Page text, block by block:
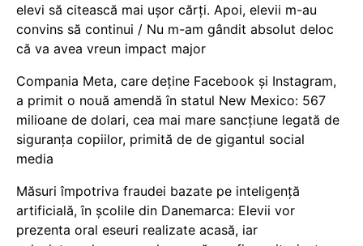
elevi să citească mai ușor cărți. Apoi, elevii m-au
convins să continui / Nu m-am gândit absolut deloc
că va avea vreun impact major
Compania Meta, care deține Facebook și Instagram,
a primit o nouă amendă în statul New Mexico: 567
milioane de dolari, cea mai mare sancțiune legată de
siguranța copiilor, primită de de gigantul social
media
Măsuri împotriva fraudei bazate pe inteligență
artificială, în școlile din Danemarca: Elevii vor
prezenta oral eseuri realizate acasă, iar